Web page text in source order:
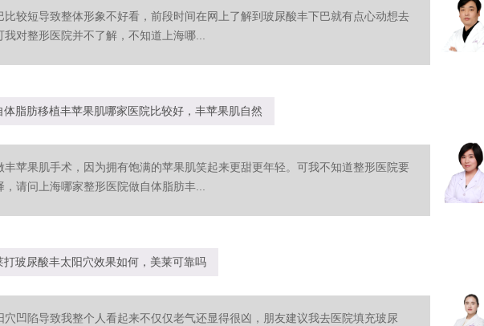
比较短导致整体形象不好看，前段时间在网上了解到玻尿酸丰下巴就有点心动想去
我对整形医院并不了解，不知道上海哪...
体脂肪移植丰苹果肌哪家医院比较好，丰苹果肌自然
丰苹果肌手术，因为拥有饱满的苹果肌笑起来更甜更年轻。可我不知道整形医院要
，请问上海哪家整形医院做自体脂肪丰...
打玻尿酸丰太阳穴效果如何，美莱可靠吗
穴凹陷导致我整个人看起来不仅仅老气还显得很凶，朋友建议我去医院填充玻尿